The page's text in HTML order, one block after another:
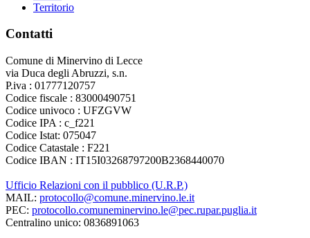
Territorio
Contatti
Comune di Minervino di Lecce
via Duca degli Abruzzi, s.n.
P.iva : 01777120757
Codice fiscale : 83000490751
Codice univoco : UFZGVW
Codice IPA : c_f221
Codice Istat: 075047
Codice Catastale : F221
Codice IBAN : IT15I03268797200B2368440070
Ufficio Relazioni con il pubblico (U.R.P.)
MAIL: protocollo@comune.minervino.le.it
PEC: protocollo.comuneminervino.le@pec.rupar.puglia.it
Centralino unico: 0836891063